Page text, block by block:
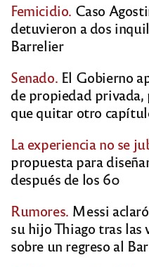
Femicidio. Caso
detuvieron a dos
Barrelier
Senado. El Gobierno
de propiedad privada,
que quitar otro
La experiencia no se
propuesta para
después de los 60
Rumores. Messi
su hijo Thiago tras las
sobre un regreso al